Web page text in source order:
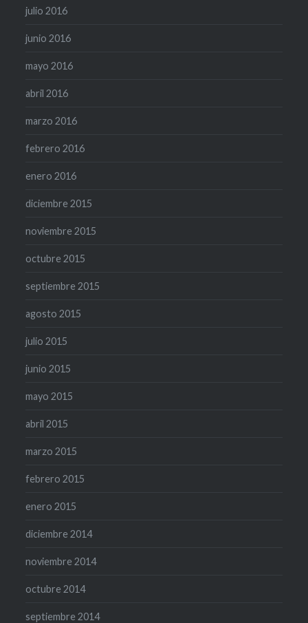
julio 2016
junio 2016
mayo 2016
abril 2016
marzo 2016
febrero 2016
enero 2016
diciembre 2015
noviembre 2015
octubre 2015
septiembre 2015
agosto 2015
julio 2015
junio 2015
mayo 2015
abril 2015
marzo 2015
febrero 2015
enero 2015
diciembre 2014
noviembre 2014
octubre 2014
septiembre 2014